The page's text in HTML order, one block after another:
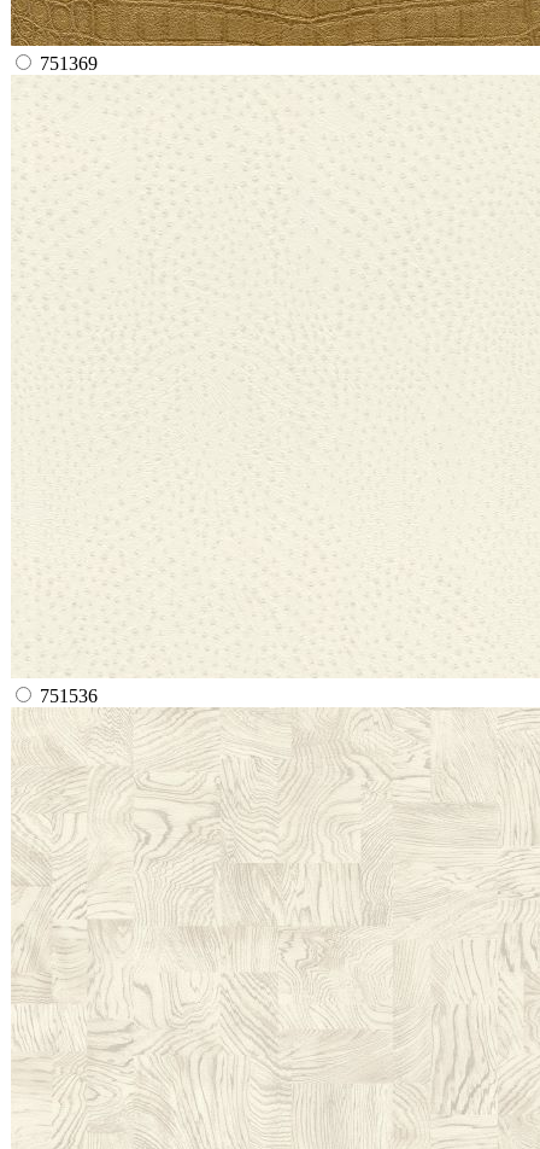
751369
751536